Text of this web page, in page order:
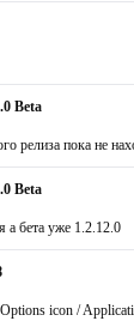
Beta
релиза пока не
Beta
а бета уже 1.2.12.0
icon /